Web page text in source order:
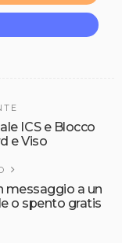
ICS e Blocco
e Viso
messaggio a un
o spento gratis